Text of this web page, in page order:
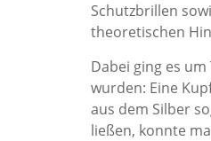
Schutzbrillen
theoretischen
Dabei ging es
wurden: Eine
aus dem Silber
ließen, konnte